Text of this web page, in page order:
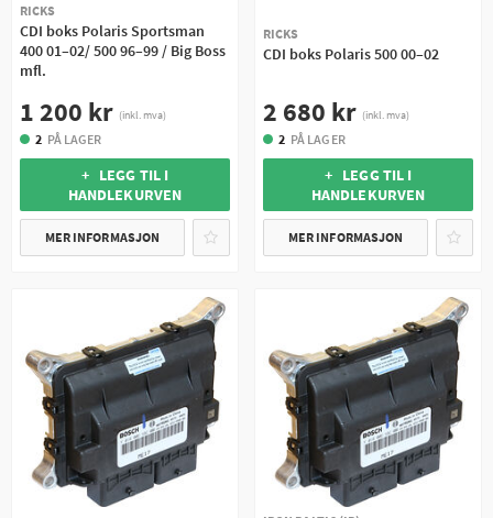
RICKS
CDI boks Polaris Sportsman
400 01–02/ 500 96–99 / Big Boss
mfl.
1 200 kr (inkl. mva)
2 PÅ LAGER
+ LEGG TIL I
HANDLEKURVEN
MER INFORMASJON
RICKS
CDI boks Polaris 500 00–02
2 680 kr (inkl. mva)
2 PÅ LAGER
+ LEGG TIL I
HANDLEKURVEN
MER INFORMASJON